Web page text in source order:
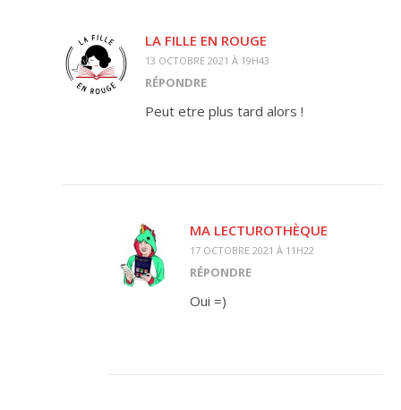
LA FILLE EN ROUGE
13 OCTOBRE 2021 À 19H43
RÉPONDRE
Peut etre plus tard alors !
MA LECTUROTHÈQUE
17 OCTOBRE 2021 À 11H22
RÉPONDRE
Oui =)